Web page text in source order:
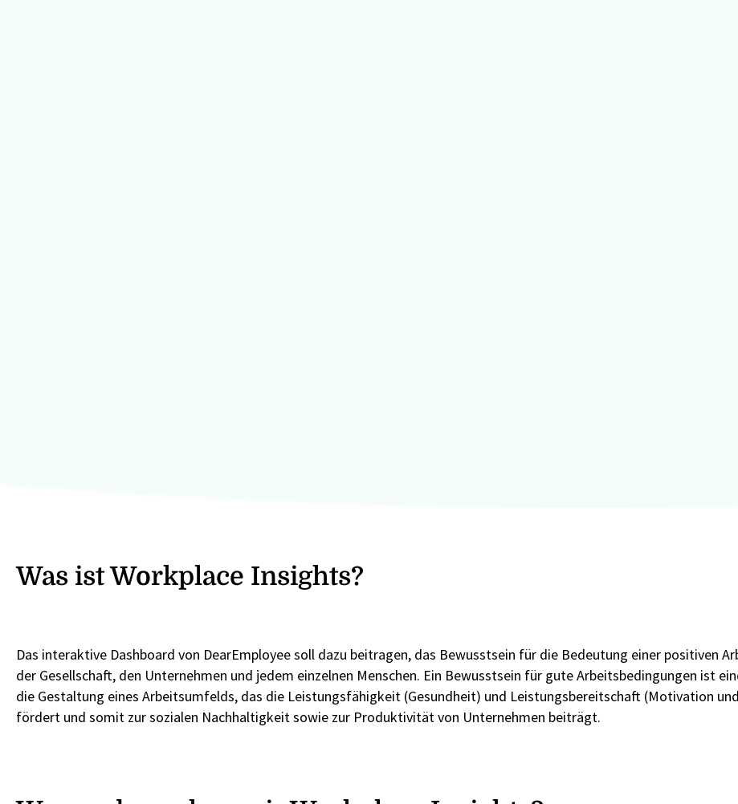
Was ist Workplace Insights?
Das interaktive Dashboard von DearEmployee soll dazu beitragen, das Bewusstsein für die Bedeutung einer positiven
der Gesellschaft, den Unternehmen und jedem einzelnen Menschen. Ein Bewusstsein für gute Arbeitsbedingungen ist
die Gestaltung eines Arbeitsumfelds, das die Leistungsfähigkeit (Gesundheit) und Leistungsbereitschaft (Motivation
fördert und somit zur sozialen Nachhaltigkeit sowie zur Produktivität von Unternehmen beiträgt.